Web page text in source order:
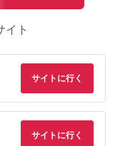
イト
サイトに行く
サイトに行く